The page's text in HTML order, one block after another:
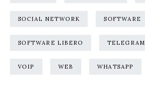
SOCIAL NETWORK SOFTWARE
SOFTWARE LIBERO TELEGRAM
VOIP WEB WHATSAPP